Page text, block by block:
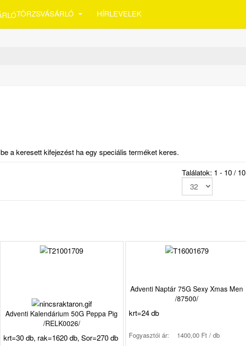
TÖRZSVÁSÁRLÓ HÍRLEVELEK
a keresett kifejezést ha egy speciális terméket keres.
Találatok: 1 - 10 / 10
Adventi Kalendárium 50G Peppa Pig
/RELK0026/
krt=30 db, rak=1620 db, Sor=270 db
Adventi Naptár 75G Sexy Xmas Men
/87500/
krt=24 db
Fogyasztói ár: 1400,00 Ft / db